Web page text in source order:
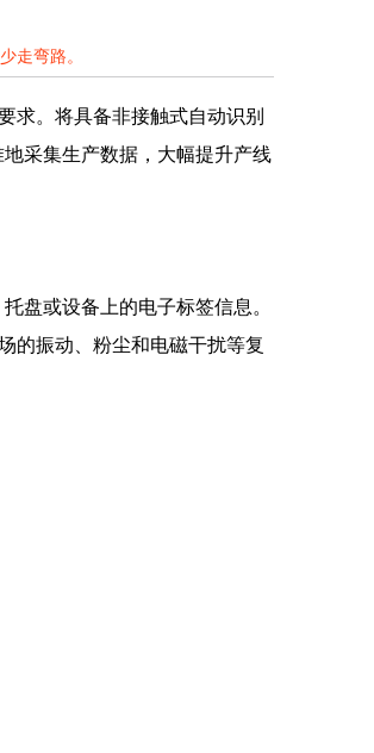
走弯路。
求。将具备非接触式自动识别
采集生产数据，大幅提升产线
盘或设备上的电子标签信息。
的振动、粉尘和电磁干扰等复